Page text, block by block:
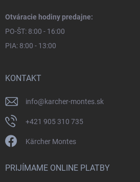
Otváracie hodiny predajne:
PO-ŠT: 8:00 - 16:00
PIA: 8:00 - 13:00
KONTAKT
info@karcher-montes.sk
+421 905 310 735
Kärcher Montes
PRIJÍMAME ONLINE PLATBY